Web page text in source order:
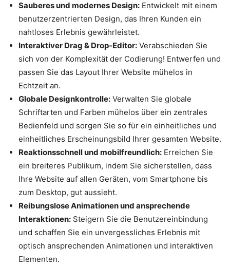
Sauberes und modernes Design: Entwickelt mit einem
benutzerzentrierten Design, das Ihren Kunden ein
nahtloses Erlebnis gewährleistet.
Interaktiver Drag & Drop-Editor: Verabschieden Sie
sich von der Komplexität der Codierung! Entwerfen und
passen Sie das Layout Ihrer Website mühelos in
Echtzeit an.
Globale Designkontrolle: Verwalten Sie globale
Schriftarten und Farben mühelos über ein zentrales
Bedienfeld und sorgen Sie so für ein einheitliches und
einheitliches Erscheinungsbild Ihrer gesamten Website.
Reaktionsschnell und mobilfreundlich: Erreichen Sie
ein breiteres Publikum, indem Sie sicherstellen, dass
Ihre Website auf allen Geräten, vom Smartphone bis
zum Desktop, gut aussieht.
Reibungslose Animationen und ansprechende
Interaktionen: Steigern Sie die Benutzereinbindung
und schaffen Sie ein unvergessliches Erlebnis mit
optisch ansprechenden Animationen und interaktiven
Elementen.